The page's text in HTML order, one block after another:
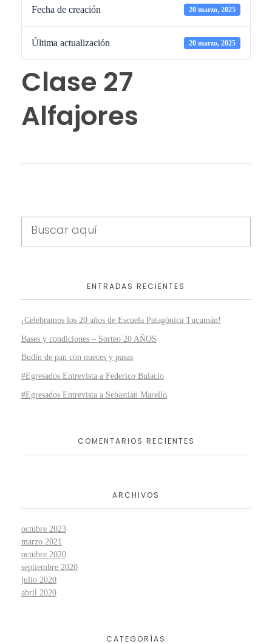
Fecha de creación 20 marzo, 2025
Última actualización 20 marzo, 2025
Clase 27
Alfajores
ENTRADAS RECIENTES
¡Celebramos los 20 años de Escuela Patagónica Tucumán!
Bases y condiciones – Sorteo 20 AÑOS
Budín de pan con nueces y pasas
#Egresados Entrevista a Federico Bulacio
#Egresados Entrevista a Sebastián Marello
COMENTARIOS RECIENTES
ARCHIVOS
octubre 2023
marzo 2021
octubre 2020
septiembre 2020
julio 2020
abril 2020
CATEGORÍAS